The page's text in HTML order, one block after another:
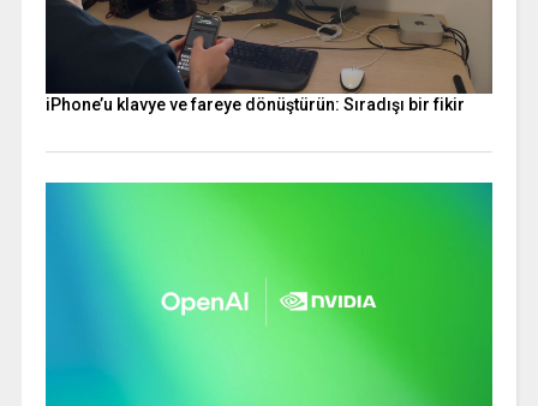
iPhone’u klavye ve fareye dönüştürün: Sıradışı bir fikir